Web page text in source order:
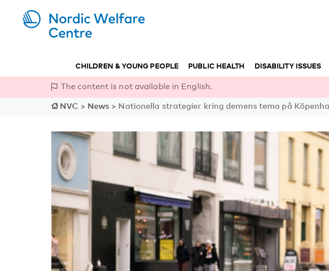
CHILDREN & YOUNG PEOPLE PUBLIC HEALTH DISABILITY ISSUES
The content is not available in English.
NVC > News > Nationella strategier kring demens tema på